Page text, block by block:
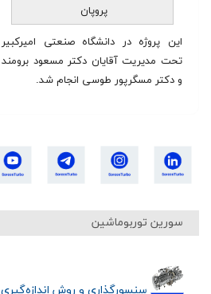
پروپان
این پروژه در دانشگاه صنعتی امیرکبیر
تحت مدیریت آقایان دکتر مسعود برومند
و دکتر مسگرپور طوسی انجام شد.
سورین توربوماشین
سنسورگذاری و روش اندازه‌گیری